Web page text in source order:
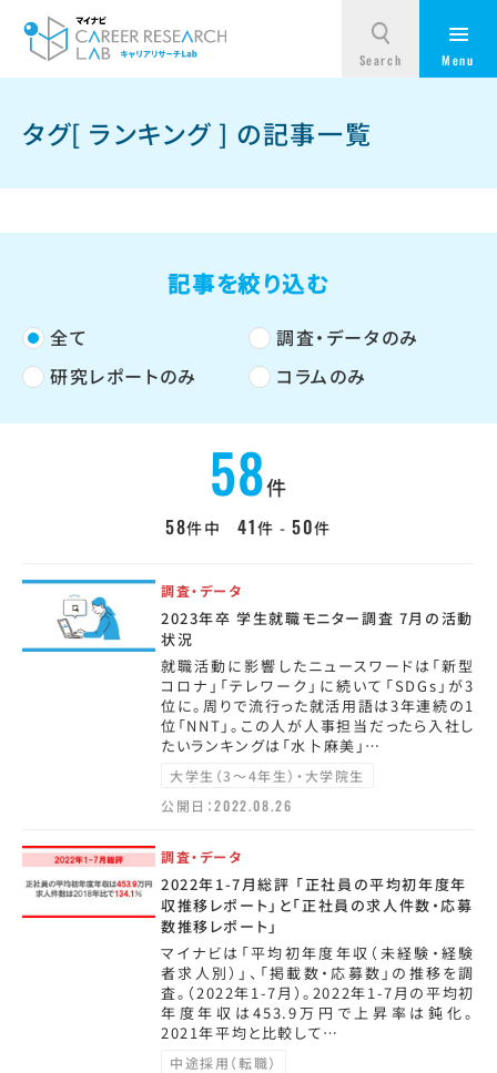
タグ[ ランキング ] の記事一覧
記事を絞り込む
全て
調査・データのみ
研究レポートのみ
コラムのみ
58件
58件中 41件 -50件
調査・データ
2023年卒 学生就職モニター調査 7月の活動
状況
就職活動に影響したニュースワードは「新型
コロナ」「テレワーク」に続いて「SDGs」が3
位に。周りで流行った就活用語は3年連続の1
位「NNT」。この人が人事担当だったら入社し
たいランキングは「水卜麻美」…
大学生（3～4年生）・大学院生
公開日：2022.08.26
調査・データ
2022年1-7月総評 「正社員の平均初年度年
収推移レポート」と「正社員の求人件数・応募
数推移レポート」
マイナビは「平均初年度年収（未経験・経験
者求人別）」、「掲載数・応募数」の推移を調
査。（2022年1-7月）。2022年1-7月の平均初
年度年収は453.9万円で上昇率は鈍化。
2021年平均と比較して…
中途採用（転職）